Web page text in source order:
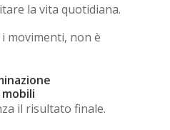
la vita quotidiana.
movimenti, non è
il risultato finale.